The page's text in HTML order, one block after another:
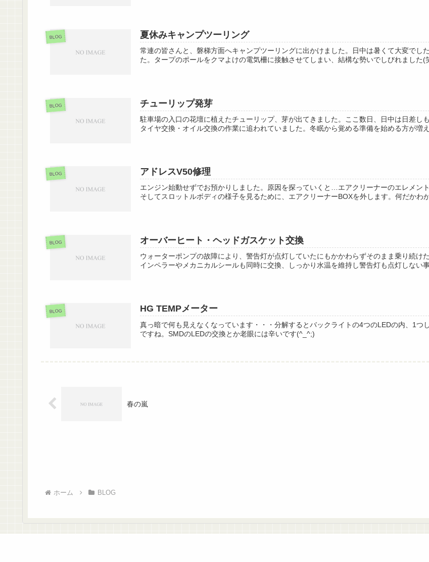
BLOG 夏休みキャンプツーリング
常連の皆さんと、磐梯方面へキャンプツーリングに出かけました。日中は暑くて大変でし
た。タープのポールをクマよけの電気柵に接触させてしまい、結構な勢いでしびれました(
BLOG チューリップ発芽
駐車場の入口の花壇に植えたチューリップ、芽が出てきました。ここ数日、日中は日差
タイヤ交換・オイル交換の作業に追われていました。冬眠から覚める準備を始める方が増
BLOG アドレスV50修理
エンジン始動せずでお預かりしました。原因を探っていくと…エアクリーナーのエレメン
そしてスロットルボディの様子を見るために、エアクリーナーBOXを外します。何だかわ
BLOG オーバーヒート・ヘッドガスケット交換
ウォーターポンプの故障により、警告灯が点灯していたにもかかわらずそのまま乗り続
インペラーやメカニカルシールも同時に交換、しっかり水温を維持し警告灯も点灯しない
BLOG HG TEMPメーター
真っ暗で何も見えなくなっています・・・分解するとバックライトの4つのLEDの内、1
ですね。SMDのLEDの交換とか老眼には辛いです(^_^;)
春の嵐
ホーム BLOG